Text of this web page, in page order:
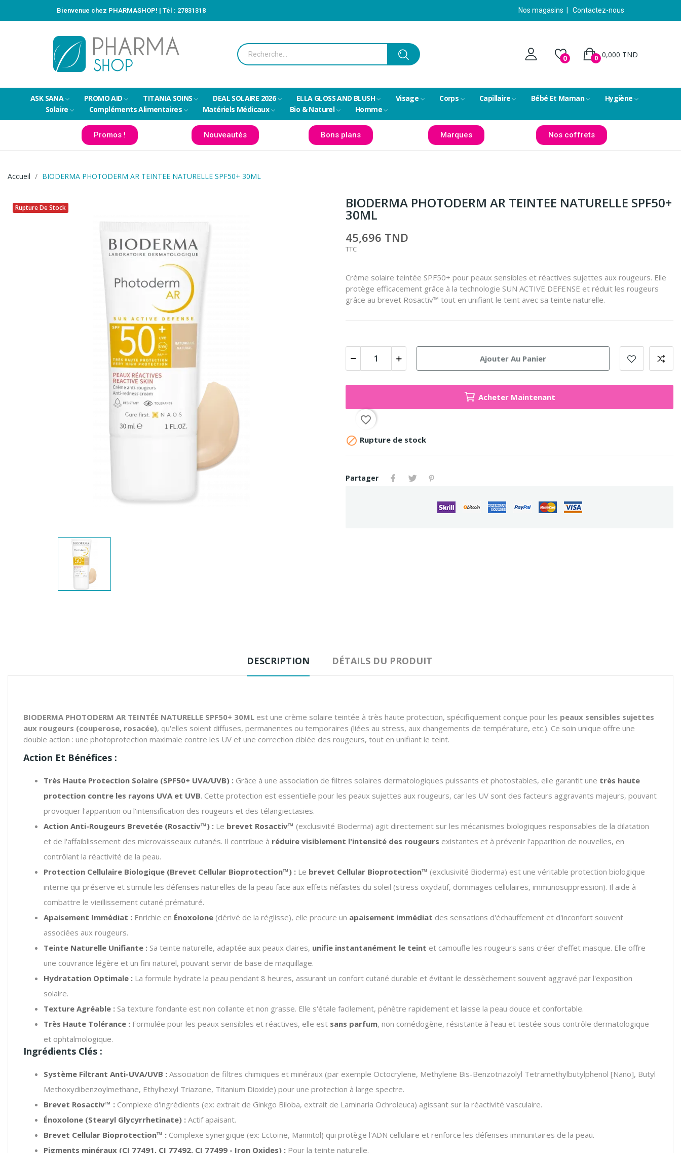
Bienvenue chez PHARMASHOP! | Tél : 27831318 Nos magasins Contactez-nous
0 0,000 TND
0
ASK SANA PROMO AID TITANIA SOINS DEAL SOLAIRE 2026 ELLA GLOSS AND BLUSH Visage Corps Capillaire Bébé Et Maman
Hygiène
Solaire
Compléments Alimentaires Matériels Médicaux Bio & Naturel Homme
Promos ! Nouveautés Bons plans Marques Nos coffrets
Accueil BIODERMA PHOTODERM AR TEINTEE NATURELLE SPF50+ 30ML
Rupture De Stock BIODERMA PHOTODERM AR TEINTEE NATURELLE SPF50+
30ML
45,696 TND
TTC
Crème solaire teintée SPF50+ pour peaux sensibles et réactives sujettes aux rougeurs. Elle
protège efficacement grâce à la technologie SUN ACTIVE DEFENSE et réduit les rougeurs
grâce au brevet Rosactiv™ tout en unifiant le teint avec sa teinte naturelle.
Ajouter Au Panier
Acheter Maintenant
favorite_border
 Rupture de stock
Partager
DESCRIPTION DÉTAILS DU PRODUIT
BIODERMA PHOTODERM AR TEINTÉE NATURELLE SPF50+ 30ML est une crème solaire teintée à très haute protection, spécifiquement conçue pour les peaux sensibles sujettes
aux rougeurs (couperose, rosacée), qu'elles soient diffuses, permanentes ou temporaires (liées au stress, aux changements de température, etc.). Ce soin unique offre une
double action : une photoprotection maximale contre les UV et une correction ciblée des rougeurs, tout en unifiant le teint.
Action Et Bénéfices :
Très Haute Protection Solaire (SPF50+ UVA/UVB) : Grâce à une association de filtres solaires dermatologiques puissants et photostables, elle garantit une très haute
protection contre les rayons UVA et UVB. Cette protection est essentielle pour les peaux sujettes aux rougeurs, car les UV sont des facteurs aggravants majeurs, pouvant
provoquer l'apparition ou l'intensification des rougeurs et des télangiectasies.
Action Anti-Rougeurs Brevetée (Rosactiv™) : Le brevet Rosactiv™ (exclusivité Bioderma) agit directement sur les mécanismes biologiques responsables de la dilatation
et de l'affaiblissement des microvaisseaux cutanés. Il contribue à réduire visiblement l'intensité des rougeurs existantes et à prévenir l'apparition de nouvelles, en
contrôlant la réactivité de la peau.
Protection Cellulaire Biologique (Brevet Cellular Bioprotection™) : Le brevet Cellular Bioprotection™ (exclusivité Bioderma) est une véritable protection biologique
interne qui préserve et stimule les défenses naturelles de la peau face aux effets néfastes du soleil (stress oxydatif, dommages cellulaires, immunosuppression). Il aide à
combattre le vieillissement cutané prématuré.
Apaisement Immédiat : Enrichie en Énoxolone (dérivé de la réglisse), elle procure un apaisement immédiat des sensations d'échauffement et d'inconfort souvent
associées aux rougeurs.
Teinte Naturelle Unifiante : Sa teinte naturelle, adaptée aux peaux claires, unifie instantanément le teint et camoufle les rougeurs sans créer d'effet masque. Elle offre
une couvrance légère et un fini naturel, pouvant servir de base de maquillage.
Hydratation Optimale : La formule hydrate la peau pendant 8 heures, assurant un confort cutané durable et évitant le dessèchement souvent aggravé par l'exposition
solaire.
Texture Agréable : Sa texture fondante est non collante et non grasse. Elle s'étale facilement, pénètre rapidement et laisse la peau douce et confortable.
Très Haute Tolérance : Formulée pour les peaux sensibles et réactives, elle est sans parfum, non comédogène, résistante à l'eau et testée sous contrôle dermatologique
et ophtalmologique.
Ingrédients Clés :
Système Filtrant Anti-UVA/UVB : Association de filtres chimiques et minéraux (par exemple Octocrylene, Methylene Bis-Benzotriazolyl Tetramethylbutylphenol [Nano], Butyl
Methoxydibenzoylmethane, Ethylhexyl Triazone, Titanium Dioxide) pour une protection à large spectre.
Brevet Rosactiv™ : Complexe d'ingrédients (ex: extrait de Ginkgo Biloba, extrait de Laminaria Ochroleuca) agissant sur la réactivité vasculaire.
Énoxolone (Stearyl Glycyrrhetinate) : Actif apaisant.
Brevet Cellular Bioprotection™ : Complexe synergique (ex: Ectoïne, Mannitol) qui protège l'ADN cellulaire et renforce les défenses immunitaires de la peau.
Pigments minéraux (CI 77491, CI 77492, CI 77499 - Iron Oxides) : Pour la teinte naturelle.